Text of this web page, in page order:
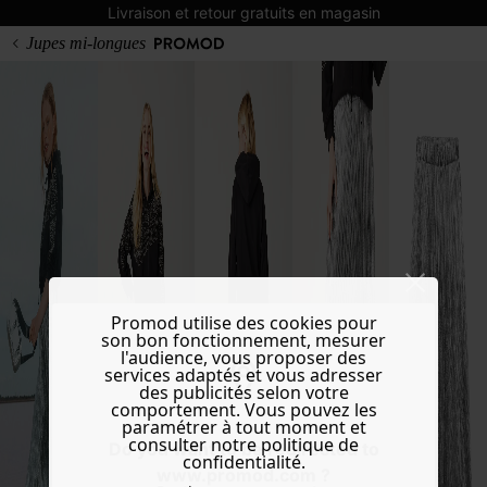
Livraison et retour gratuits en magasin
Do you want to be redirected to
www.promod.com ?
Jupes mi-longues
Promod utilise des cookies pour
son bon fonctionnement, mesurer
l'audience, vous proposer des
services adaptés et vous adresser
des publicités selon votre
comportement. Vous pouvez les
paramétrer à tout moment et
consulter notre politique de
confidentialité.